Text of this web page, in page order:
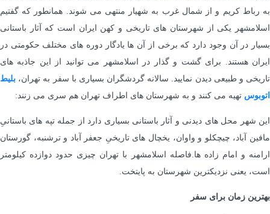
به رباط کریم و از شمال غرب به شهیار منتهی می شوند. همانطور که گفتیم
اسلامشهر یکی از شهرستان های تاریخی و کهن ایران است که آثار باستانی
بسیار در آن وجود دارد که برخی از آن ها یادگار دوره های مختلف حکومتی در
ایران هستند. برای گشت و گذار در اسلامشهر می توانید از این جاذبه های
تاریخی و طبیعی دیدن نمایید. سالانه گردشگران بسیاری با سفر به تهران، بلیط
اتوبوس تهیه می کنند و به شهرستان های اطراف تهران هم سری می زنند:
این شهر محل های دیدنی و آثار باستانی بسیاری دارد از جمله تپه های باستانیِ
مافین آباد، چیچکلو و واوان، یخچال های تاریخیِ جعفر آباد و ترشنبه، گورستان
ارامنه و امام زاده ها.فاصله اسلامشهر با تهران چیزی حدود دوازده کیلومتر
است، یعنی نزدیکترین شهرستان به پایتخت.
بهترین زمان برای سفر